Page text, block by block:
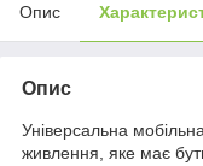
Опис
Опис
Універсальна
живлення, яке має